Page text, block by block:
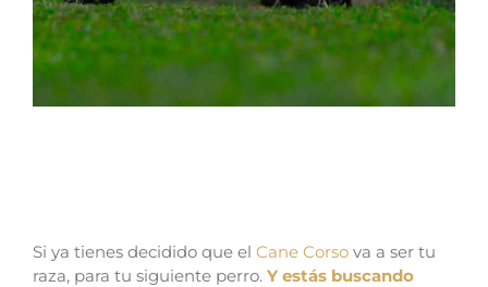
Si ya tienes decidido que el Cane Corso va a ser tu
raza, para tu siguiente perro. Y estás buscando